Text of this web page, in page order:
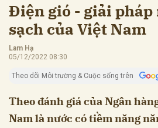
Điện gió - giải pháp
sạch của Việt Nam
Lam Hạ
05/12/2022 08:30
Theo dõi Môi trường & Cuộc sống trên
Theo đánh giá của Ngân
Nam là nước có tiềm năng